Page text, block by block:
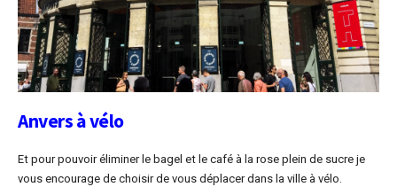
Anvers à vélo
Et pour pouvoir éliminer le bagel et le café à la rose plein de sucre je
vous encourage de choisir de vous déplacer dans la ville à vélo.